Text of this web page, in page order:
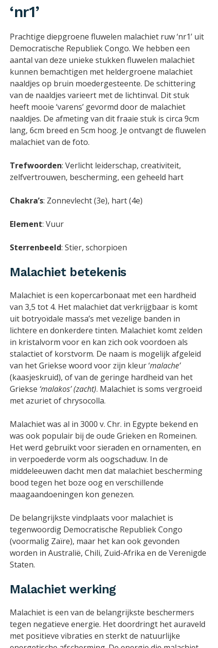
‘nr1’
Prachtige diepgroene fluwelen malachiet ruw ‘nr1’ uit
Democratische Republiek Congo. We hebben een
aantal van deze unieke stukken fluwelen malachiet
kunnen bemachtigen met heldergroene malachiet
naaldjes op bruin moedergesteente. De schittering
van de naaldjes varieert met de lichtinval. Dit stuk
heeft mooie ‘varens’ gevormd door de malachiet
naaldjes. De afmeting van dit fraaie stuk is circa 9cm
lang, 6cm breed en 5cm hoog. Je ontvangt de fluwelen
malachiet van de foto.
Trefwoorden: Verlicht leiderschap, creativiteit,
zelfvertrouwen, bescherming, een geheeld hart
Chakra’s: Zonnevlecht (3e), hart (4e)
Element: Vuur
Sterrenbeeld: Stier, schorpioen
Malachiet betekenis
Malachiet is een kopercarbonaat met een hardheid
van 3,5 tot 4. Het malachiet dat verkrijgbaar is komt
uit botryoïdale massa’s met vezelige banden in
lichtere en donkerdere tinten. Malachiet komt zelden
in kristalvorm voor en kan zich ook voordoen als
stalactiet of korstvorm. De naam is mogelijk afgeleid
van het Griekse woord voor zijn kleur ‘malache’
(kaasjeskruid), of van de geringe hardheid van het
Griekse ‘malakos’ (zacht). Malachiet is soms vergroeid
met azuriet of chrysocolla.
Malachiet was al in 3000 v. Chr. in Egypte bekend en
was ook populair bij de oude Grieken en Romeinen.
Het werd gebruikt voor sieraden en ornamenten, en
in verpoederde vorm als oogschaduw. In de
middeleeuwen dacht men dat malachiet bescherming
bood tegen het boze oog en verschillende
maagaandoeningen kon genezen.
De belangrijkste vindplaats voor malachiet is
tegenwoordig Democratische Republiek Congo
(voormalig Zaïre), maar het kan ook gevonden
worden in Australië, Chili, Zuid-Afrika en de Verenigde
Staten.
Malachiet werking
Malachiet is een van de belangrijkste beschermers
tegen negatieve energie. Het doordringt het auraveld
met positieve vibraties en sterkt de natuurlijke